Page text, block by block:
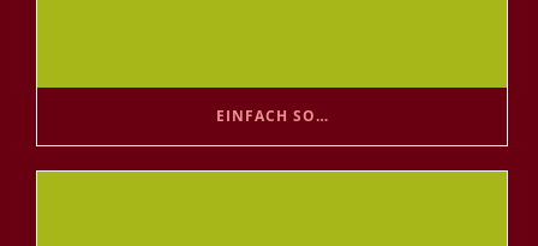
EINFACH SO…